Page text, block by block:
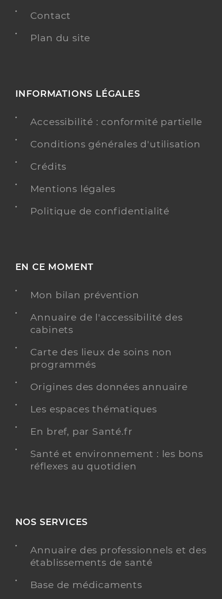
Contact
Plan du site
INFORMATIONS LÉGALES
Accessibilité : conformité partielle
Conditions générales d'utilisation
Crédits
Mentions légales
Politique de confidentialité
EN CE MOMENT
Mon bilan prévention
Annuaire de l'accessibilité des
cabinets
Carte des lieux de soins non
programmés
Origines des données annuaire
Les espaces thématiques
En bref, par Santé.fr
Santé et environnement : les bons
réflexes au quotidien
NOS SERVICES
Annuaire des professionnels et des
établissements de santé
Base de médicaments